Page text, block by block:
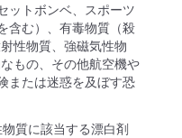
ットボンベ、スポーツ
含む）、有毒物質（殺
性物質、強磁気性物
もの、その他航空機や
または迷惑を及ぼす恐
質に該当する漂白剤